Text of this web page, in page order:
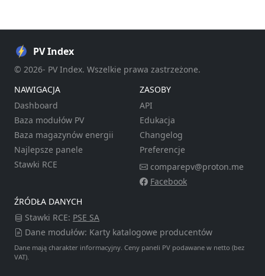
PV Index
© 2026- PV Index. Wszelkie prawa zastrzeżone.
NAWIGACJA
Dashboard
Baza modułów PV
Baza magazynów energii
Najlepsze panele
Stawki RCE
ZASOBY
API
Edukacja
Changelog
Preferencje
comparepv@proton.me
Facebook
ŹRÓDŁA DANYCH
Stawki RCE: PSE SA
Dane modułów: Karty katalogowe producentów
Dane mają charakter informacyjny. Ceny paneli PV podawane w netto (bez
VAT).